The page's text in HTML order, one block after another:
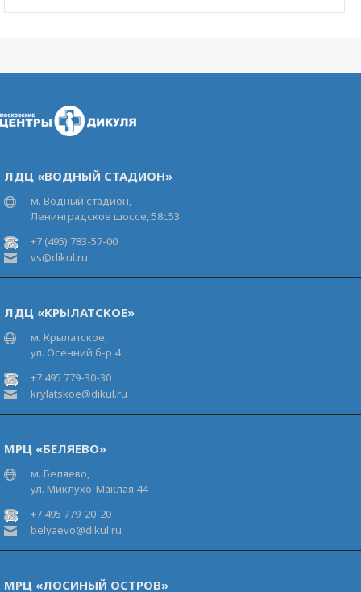
ЛДЦ «ВОДНЫЙ СТАДИОН»
м. Водный стадион,
Ленинградское шоссе, 58с53
+7 (495) 783-57-00
vs@dikul.ru
ЛДЦ «КРЫЛАТСКОЕ»
м. Крылатское,
ул. Осенний б-р 4
+7 495 779-30-30
krylatskoe@dikul.ru
МРЦ «БЕЛЯЕВО»
м. Беляево,
ул. Миклухо-Маклая 44
+7 495 779-20-20
belyaevo@dikul.ru
МРЦ «ЛОСИНЫЙ ОСТРОВ»